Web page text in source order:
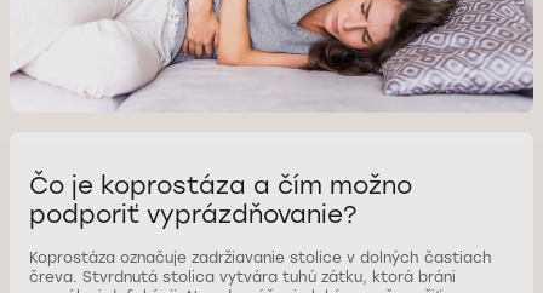
Čo je koprostáza a čím možno
podporiť vyprázdňovanie?
Koprostáza označuje zadržiavanie stolice v dolných častiach
čreva. Stvrdnutá stolica vytvára tuhú zátku, ktorá bráni